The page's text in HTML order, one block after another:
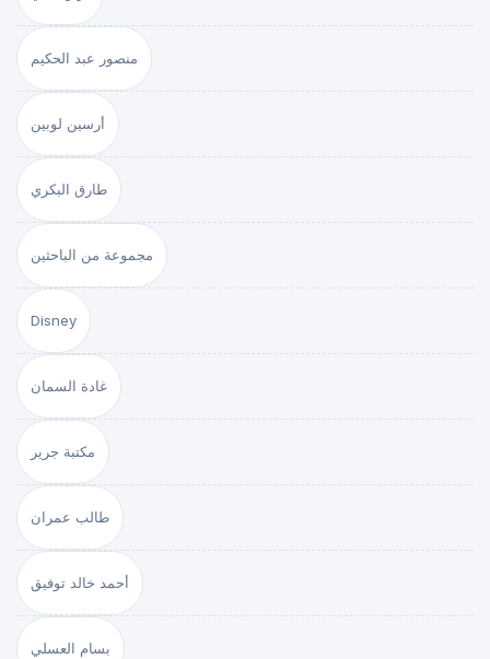
منصور عبد الحكيم
أرسين لوبين
طارق البكري
مجموعة من الباحثين
Disney
غادة السمان
مكتبة جرير
طالب عمران
أحمد خالد توفيق
بسام العسلي